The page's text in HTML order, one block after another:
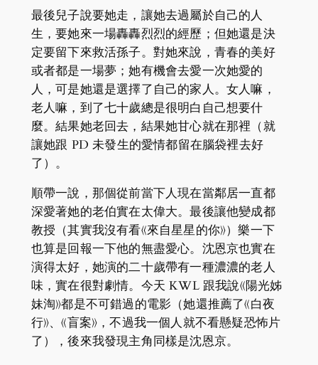
最後兒子說要她走，讓她去過屬於自己的人
生，要她來一場轟轟烈烈的經歷；但她還是決
定要留下來救活孫子。對她來說，青春的美好
或者都是一場夢；她有機會去愛一次她愛的
人，可是她還是選擇了自己的家人。女人嘛，
老人嘛，到了七十歲總是很明白自己想要什
麼。結果她老回去，結果她甘心就在那裡（就
讓她跟 PD 未發生的愛情都留在腦袋裡去好
了）。
順帶一說，那個從前當下人現在當鄰居一直都
深愛著她的老伯實在太偉大。最後讓他變成都
教授（其實我沒有看《來自星星的你》）樂一下
也算是回報一下他的無盡愛心。沈恩京也實在
演得太好，她演的二十歲帶有一種濃濃的老人
味，實在很對劇情。今天 KWL 跟我說《陽光姊
妹淘》都是不可錯過的電影（她還推薦了《白夜
行》、《盲案》，不過我一個人就不看懸疑恐怖片
了），後來我發現主角同樣是沈恩京。